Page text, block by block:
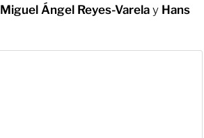
Miguel Ángel Reyes-Varela y Hans